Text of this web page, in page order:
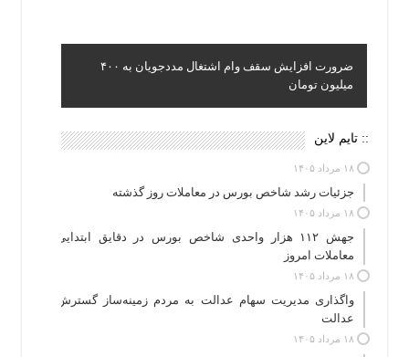
ضرورت افزایش سقف وام اشتغال مددجویان به ۴۰۰
میلیون تومان
:: تایم لاین
۱۸ مرداد ۱۴۰۵
جزئیات رشد شاخص بورس در معاملات روز گذشته
۱۸ مرداد ۱۴۰۵
جهش ۱۱۲ هزار واحدی شاخص بورس در دقایق ابتدایی
معاملات امروز
۱۸ مرداد ۱۴۰۵
واگذاری مدیریت سهام عدالت به مردم زمینه‌ساز گسترش
عدالت
۱۸ مرداد ۱۴۰۵